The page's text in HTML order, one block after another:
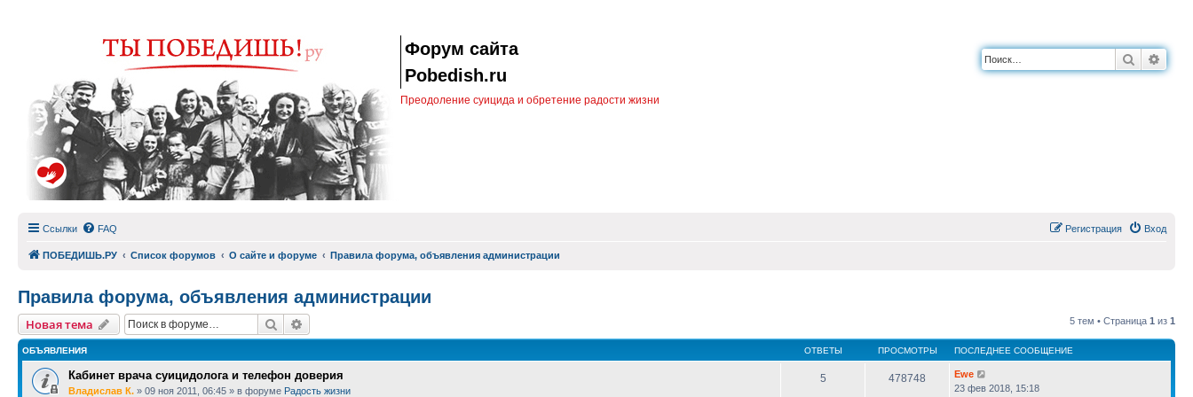
Форум сайта
Pobedish.ru
Преодоление суицида и обретение радости жизни
Поиск
Ссылки FAQ Вход
Регистрация
ПОБЕДИШЬ.РУ Список форумов О сайте и форуме Правила форума, объявления администрации
Правила форума, объявления администрации
Новая тема Поиск 5 тем • Страница 1 из 1
ОБЪЯВЛЕНИЯ ОТВЕТЫ ПРОСМОТРЫ ПОСЛЕДНЕЕ СООБЩЕНИЕ
Кабинет врача суицидолога и телефон доверия
Владислав К. » 09 ноя 2011, 06:45 » в форуме Радость жизни
5 478748
Ewe
23 фев 2018, 15:18